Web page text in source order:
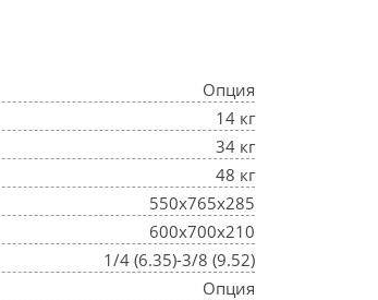
Опция
14 кг
34 кг
48 кг
550x765x285
600x700x210
1/4 (6.35)-3/8 (9.52)
Опция